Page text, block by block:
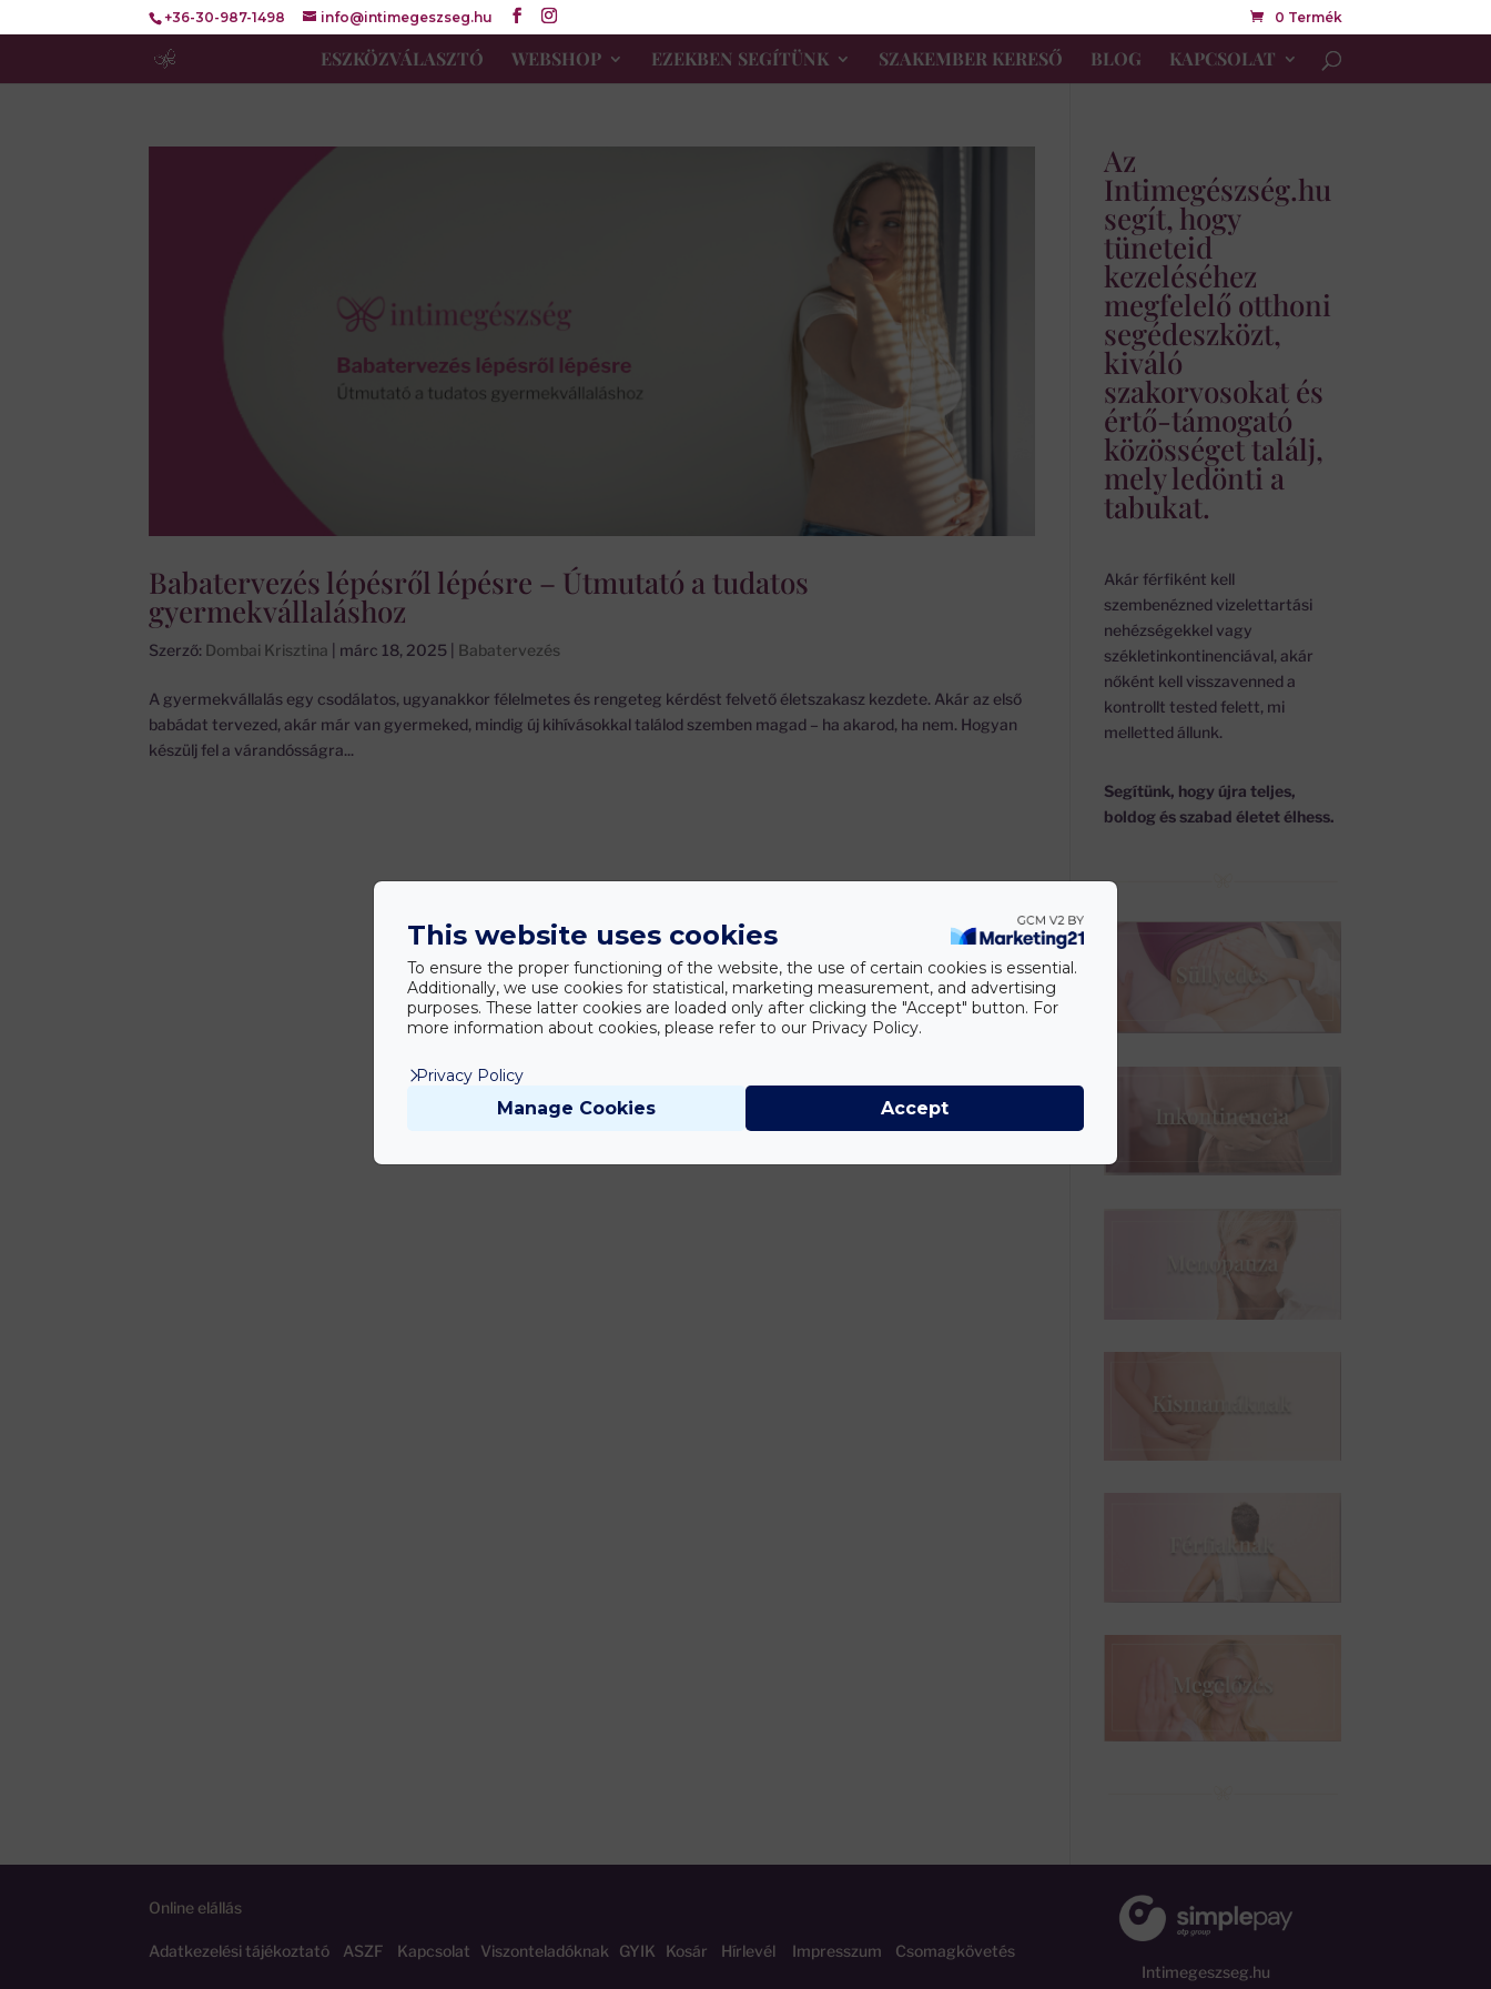
+36-30-987-1498 info@intimegeszseg.hu 0 Termék
ESZKÖZVÁLASZTÓ WEBSHOP EZEKBEN SEGÍTÜNK SZAKEMBER KERESŐ BLOG KAPCSOLAT
Babatervezés lépésről lépésre – Útmutató a tudatos
gyermekvállaláshoz
Szerző: Dombai Krisztina márc 18, 2025 Babatervezés
A gyermekvállalás egy csodálatos, ugyanakkor félelmetes és rengeteg kérdést felvető életszakasz kezdete. Akár az első
babádat tervezed, akár már van gyermeked, mindig új kihívásokkal találod szemben magad – ha akarod, ha nem. Hogyan
készülj fel a várandósságra...
Az
Intimegészség.hu
segít, hogy
tüneteid
kezeléséhez
megfelelő otthoni
segédeszközt,
kiváló
szakorvosokat és
értő-támogató
közösséget találj,
mely ledönti a
tabukat.
Akár férfiként kell
szembenézned vizelettartási
nehézségekkel vagy
székletinkontinenciával, akár
nőként kell visszavenned a
kontrollt tested felett, mi
melletted állunk.
Segítünk, hogy újra teljes,
boldog és szabad életet élhess.
Online elállás
Adatkezelési tájékoztató ASZF Kapcsolat Viszonteladóknak GYIK Kosár Hírlevél Impresszum
Csomagkövetés
Intimegeszseg.hu
This website uses cookies
To ensure the proper functioning of the website, the use of certain cookies is essential.
Additionally, we use cookies for statistical, marketing measurement, and advertising
purposes. These latter cookies are loaded only after clicking the "Accept" button. For
more information about cookies, please refer to our Privacy Policy.
Privacy Policy
Manage Cookies Accept